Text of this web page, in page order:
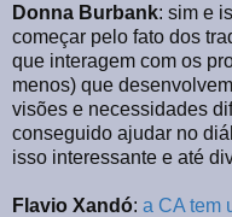
Donna Burbank: sim e
começar pelo fato dos
que interagem com os
menos) que
visões e necessidades
conseguido ajudar no
isso interessante e até
Flavio Xandó: a CA tem